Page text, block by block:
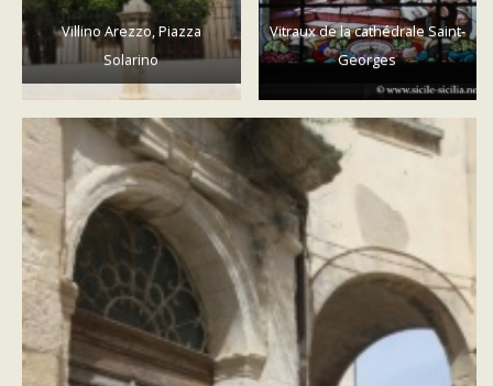
Villino Arezzo, Piazza
Solarino
Vitraux de la cathédrale Saint-
Georges